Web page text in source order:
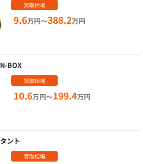
買取相場
9.6万円～388.2万円
N-BOX
買取相場
10.6万円～199.4万円
タント
買取相場